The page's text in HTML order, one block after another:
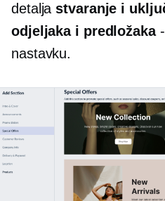
detaljastvaranje i
odjeljaka i predložaka-
nastavku.